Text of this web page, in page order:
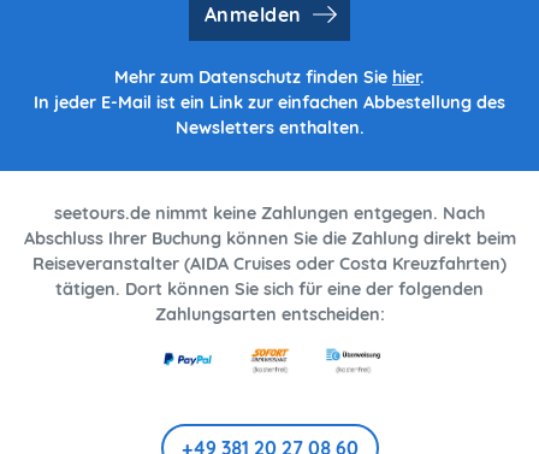
Anmelden
Mehr zum Datenschutz finden Sie hier.
In jeder E-Mail ist ein Link zur einfachen Abbestellung des
Newsletters enthalten.
seetours.de nimmt keine Zahlungen entgegen. Nach
Abschluss Ihrer Buchung können Sie die Zahlung direkt beim
Reiseveranstalter (AIDA Cruises oder Costa Kreuzfahrten)
tätigen. Dort können Sie sich für eine der folgenden
Zahlungsarten entscheiden:
+49 381 20 27 08 60